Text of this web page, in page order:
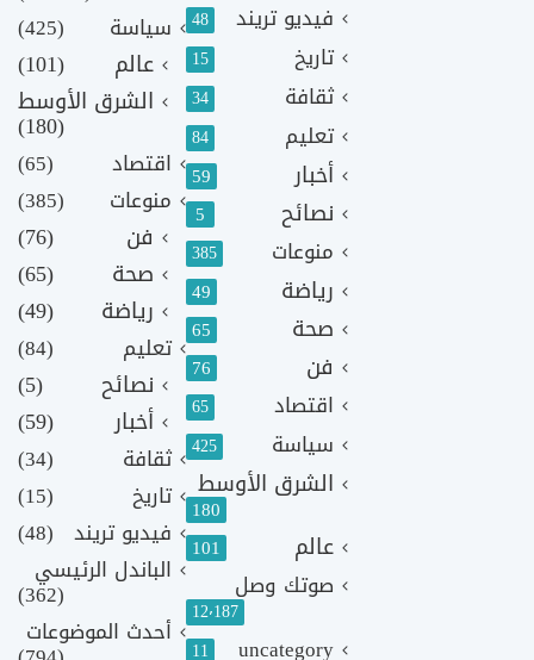
فيديو تريند 48
تاريخ 15
ثقافة 34
تعليم 84
أخبار 59
نصائح 5
منوعات 385
رياضة 49
صحة 65
فن 76
اقتصاد 65
سياسة 425
الشرق الأوسط
180
عالم 101
صوتك وصل
12٬187
uncategory
11
سياسة
(425)
عالم
(101)
الشرق الأوسط
(180)
اقتصاد
(65)
منوعات
(385)
فن
(76)
صحة
(65)
رياضة
(49)
تعليم (84)
نصائح
(5)
أخبار
(59)
ثقافة
(34)
تاريخ
(15)
فيديو تريند (48)
الباندل الرئيسي
(362)
أحدث الموضوعات